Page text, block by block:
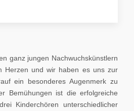
ganz jungen Nachwuchskünstlern
Herzen und wir haben es uns zur
ein besonderes Augenmerk zu
Bemühungen ist die erfolgreiche
Kinderchören unterschiedlicher